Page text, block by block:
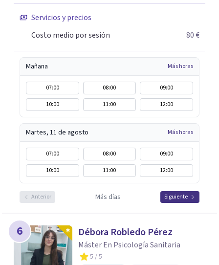
Servicios y precios
Costo medio por sesión
80 €
Mañana Más horas
07:00 08:00
09:00
10:00
11:00 12:00
Martes, 11 de agosto Más horas
07:00 08:00
09:00
10:00
11:00 12:00
Anterior Más días Siguiente
6 Débora Robledo Pérez
Máster En Psicología Sanitaria
5 / 5